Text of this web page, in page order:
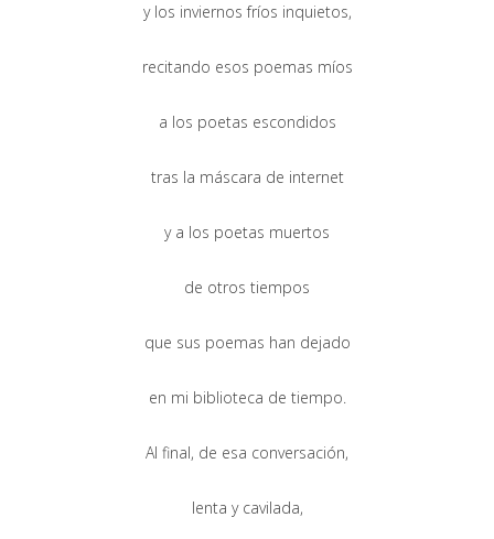
y los inviernos fríos inquietos,
recitando esos poemas míos
a los poetas escondidos
tras la máscara de internet
y a los poetas muertos
de otros tiempos
que sus poemas han dejado
en mi biblioteca de tiempo.
Al final, de esa conversación,
lenta y cavilada,